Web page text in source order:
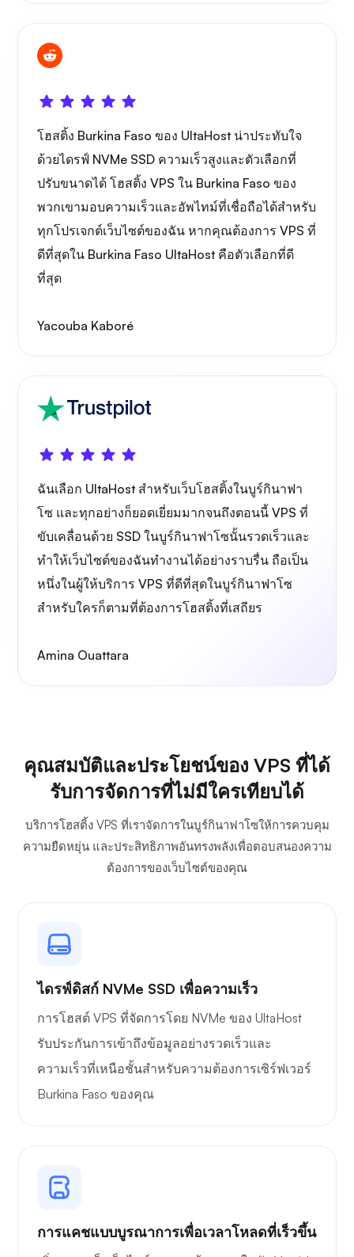
โฮสติ้ง Burkina Faso ของ UltaHost น่าประทับใจ
ด้วยไดรฟ์ NVMe SSD ความเร็วสูงและตัวเลือกที่
ปรับขนาดได้ โฮสติ้ง VPS ใน Burkina Faso ของ
พวกเขามอบความเร็วและอัพไทม์ที่เชื่อถือได้สำหรับ
ทุกโปรเจกต์เว็บไซต์ของฉัน หากคุณต้องการ VPS ที่
ดีที่สุดใน Burkina Faso UltaHost คือตัวเลือกที่ดี
ที่สุด
Yacouba Kaboré
ฉันเลือก UltaHost สำหรับเว็บโฮสติ้งในบูร์กินาฟา
โซ และทุกอย่างก็ยอดเยี่ยมมากจนถึงตอนนี้ VPS ที่
ขับเคลื่อนด้วย SSD ในบูร์กินาฟาโซนั้นรวดเร็วและ
ทำให้เว็บไซต์ของฉันทำงานได้อย่างราบรื่น ถือเป็น
หนึ่งในผู้ให้บริการ VPS ที่ดีที่สุดในบูร์กินาฟาโซ
สำหรับใครก็ตามที่ต้องการโฮสติ้งที่เสถียร
Amina Ouattara
คุณสมบัติและประโยชน์ของ VPS ที่ได้
รับการจัดการที่ไม่มีใครเทียบได้
บริการโฮสติ้ง VPS ที่เราจัดการในบูร์กินาฟาโซให้การควบคุม
ความยืดหยุ่น และประสิทธิภาพอันทรงพลังเพื่อตอบสนองความ
ต้องการของเว็บไซต์ของคุณ
ไดรฟ์ดิสก์ NVMe SSD เพื่อความเร็ว
การโฮสต์ VPS ที่จัดการโดย NVMe ของ UltaHost
รับประกันการเข้าถึงข้อมูลอย่างรวดเร็วและ
ความเร็วที่เหนือชั้นสำหรับความต้องการเซิร์ฟเวอร์
Burkina Faso ของคุณ
การแคชแบบบูรณาการเพื่อเวลาโหลดที่เร็วขึ้น